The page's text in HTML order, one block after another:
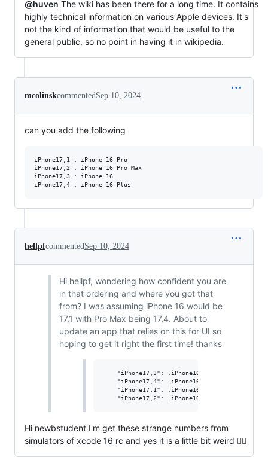
@huven The wiki has been there for a long time. It contains
highly technical information on various Apple devices. It's
not the kind of information that would be useful to the
general public, so no point in having it in wikipedia.
mcolinskcommentedSep 10, 2024
can you add the following
iPhone17,1 : iPhone 16 Pro
iPhone17,2 : iPhone 16 Pro Max
iPhone17,3 : iPhone 16
hellpfcommentedSep 10, 2024
Hi hellpf, wondering how confident you are
in that ordering and where you got that
from? I was assuming iPhone 16 would be
17,1 with Pro Max being 17,4. About to
update an app that relies on this for UI so
hoping to get it right the first time! thanks
    "iPhone17,3": .iPhone16,
    "iPhone17,4": .iPhone16Plus,
    "iPhone17,1": .iPhone16Pro,
Hi newbstudent I'm get these strange numbers from
simulators of xcode 16 rc and yes it is a little bit weird 🤷‍♂️